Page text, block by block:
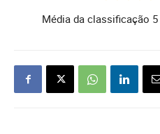
Média da classificação 5